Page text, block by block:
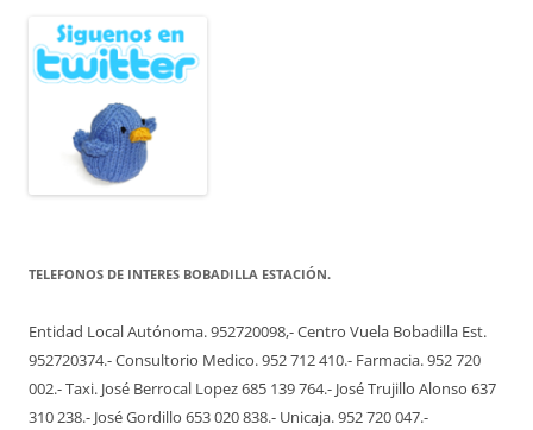
TELEFONOS DE INTERES BOBADILLA ESTACIÓN.
Entidad Local Autónoma. 952720098,- Centro Vuela Bobadilla Est.
952720374.- Consultorio Medico. 952 712 410.- Farmacia. 952 720
002.- Taxi. José Berrocal Lopez 685 139 764.- José Trujillo Alonso 637
310 238.- José Gordillo 653 020 838.- Unicaja. 952 720 047.-